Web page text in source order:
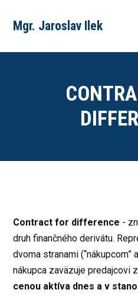
Mgr. Jaroslav Ilek
Contract for difference -
druh finančného derivátu.
dvoma stranami (“nákupcom”
nákupca zaväzuje predajcovi
cenou aktíva dnes a v